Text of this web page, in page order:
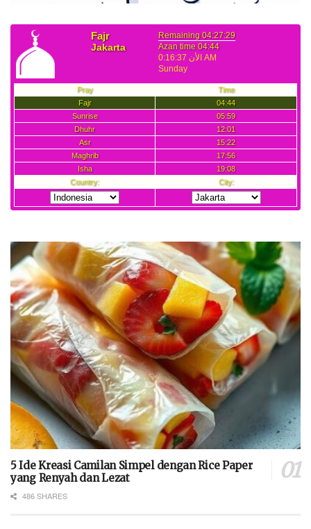
5 Ide Kreasi Camilan Simpel dengan Rice Paper
yang Renyah dan Lezat
486 SHARES